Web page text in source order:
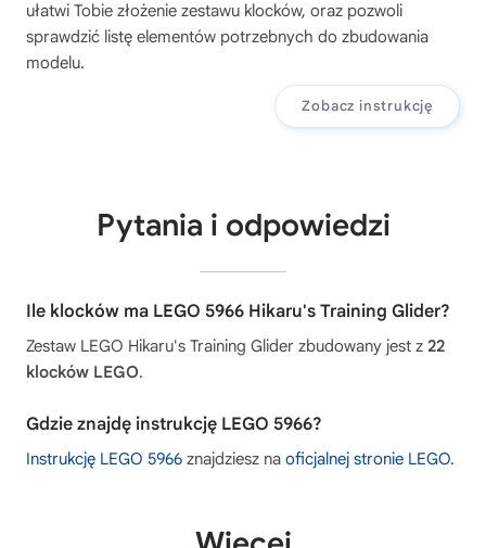
ułatwi Tobie złożenie zestawu klocków, oraz pozwoli
sprawdzić listę elementów potrzebnych do zbudowania
modelu.
Zobacz instrukcję
Pytania i odpowiedzi
Ile klocków ma LEGO 5966 Hikaru's Training Glider?
Zestaw LEGO Hikaru's Training Glider zbudowany jest z 22
klocków LEGO.
Gdzie znajdę instrukcję LEGO 5966?
Instrukcję LEGO 5966 znajdziesz na oficjalnej stronie LEGO.